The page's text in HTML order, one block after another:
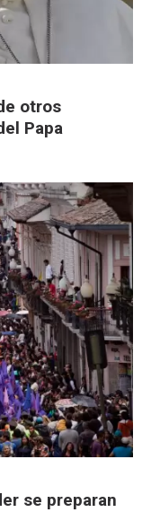
otros
Papa
se preparan